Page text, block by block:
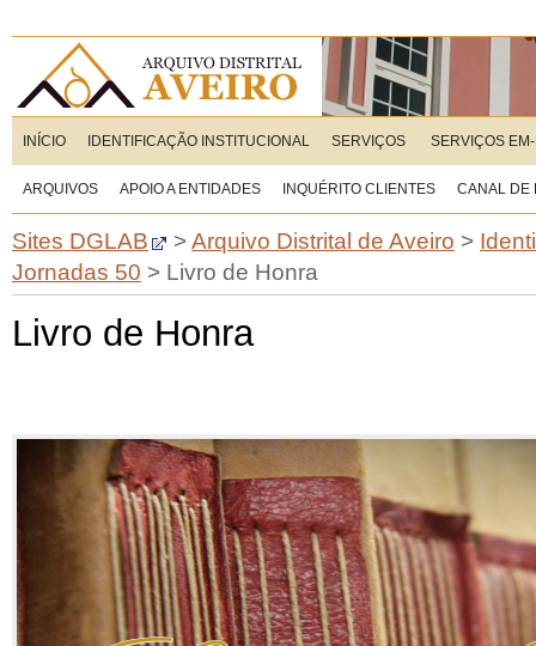
INÍCIO IDENTIFICAÇÃO INSTITUCIONAL SERVIÇOS SERVIÇOS
ARQUIVOS APOIO A ENTIDADES INQUÉRITO CLIENTES CANAL DE
Sites DGLAB >Arquivo Distrital de Aveiro >
Jornadas 50 > Livro de Honra
Livro de Honra